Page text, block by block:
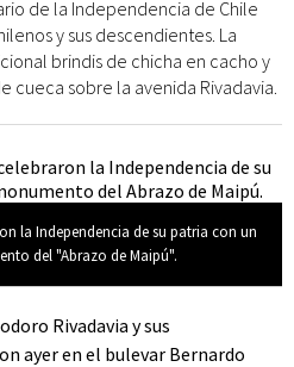
de la Independencia de Chile
y sus descendientes. La
brindis de chicha en cacho y
cueca sobre la avenida Rivadavia.
la Independencia de su patria con un
del "Abrazo de Maipú".
Rivadavia y sus
ayer en el bulevar Bernardo